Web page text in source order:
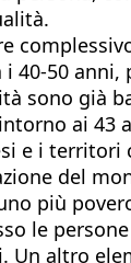
40-50
sono già
ai 43
e i
del
più
le
Un altro